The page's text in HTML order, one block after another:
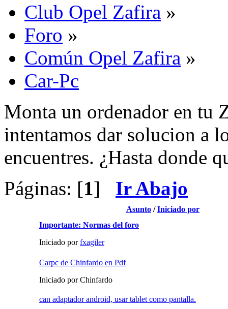
Club Opel Zafira »
Foro »
Común Opel Zafira »
Car-Pc
Monta un ordenador en tu
intentamos dar solucion a
encuentres. ¿Hasta donde
Páginas: [1] Ir Abajo
Asunto /Iniciado por
Importante: Normas del foro
Iniciado porfxagiler
Carpc de Chinfardo en Pdf
Iniciado por Chinfardo
can adaptador android, usar tablet como pantalla.